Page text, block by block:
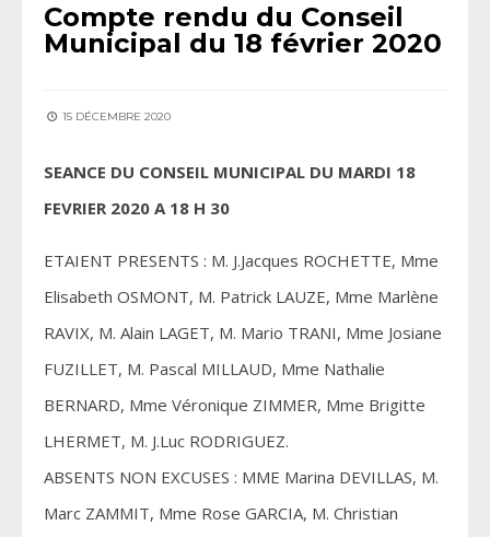
Compte rendu du Conseil
Municipal du 18 février 2020
15 DÉCEMBRE 2020
SEANCE DU CONSEIL MUNICIPAL DU MARDI 18
FEVRIER 2020 A 18 H 30
ETAIENT PRESENTS : M. J.Jacques ROCHETTE, Mme
Elisabeth OSMONT, M. Patrick LAUZE, Mme Marlène
RAVIX, M. Alain LAGET, M. Mario TRANI, Mme Josiane
FUZILLET, M. Pascal MILLAUD, Mme Nathalie
BERNARD, Mme Véronique ZIMMER, Mme Brigitte
LHERMET, M. J.Luc RODRIGUEZ.
ABSENTS NON EXCUSES : MME Marina DEVILLAS, M.
Marc ZAMMIT, Mme Rose GARCIA, M. Christian